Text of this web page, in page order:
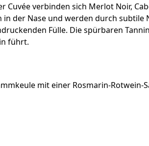
verbinden sich Merlot Noir,
der Nase und werden durch subtile
Fülle. Die spürbaren
führt.
mit einer Rosmarin-Rotwein-